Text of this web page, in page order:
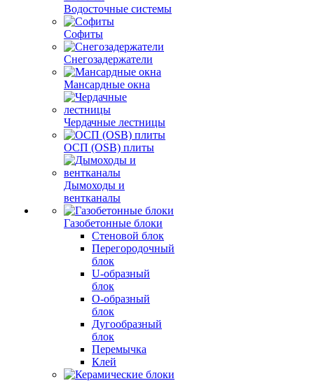
Водосточные системы
Софиты
Снегозадержатели
Мансардные окна
Чердачные лестницы
ОСП (OSB) плиты
Дымоходы и
вентканалы
Газобетонные блоки
Стеновой блок
Перегородочный
блок
U-образный
блок
О-образный
блок
Дугообразный
блок
Перемычка
Клей